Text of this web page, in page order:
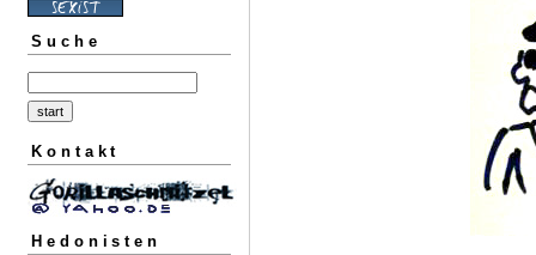
Suche
Kontakt
Hedonisten